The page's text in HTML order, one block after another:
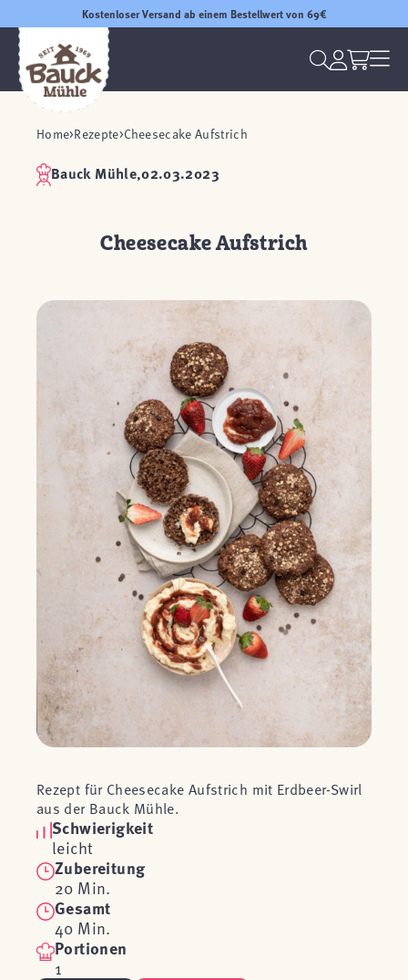
Kostenloser Versand ab einem Bestellwert von 69€
Home Rezepte Cheesecake Aufstrich
Bauck Mühle,02.03.2023
Cheesecake Aufstrich
Rezept für Cheesecake Aufstrich mit Erdbeer-Swirl
aus der Bauck Mühle.
Schwierigkeit
leicht
Zubereitung
20 Min.
Gesamt
40 Min.
Portionen
1